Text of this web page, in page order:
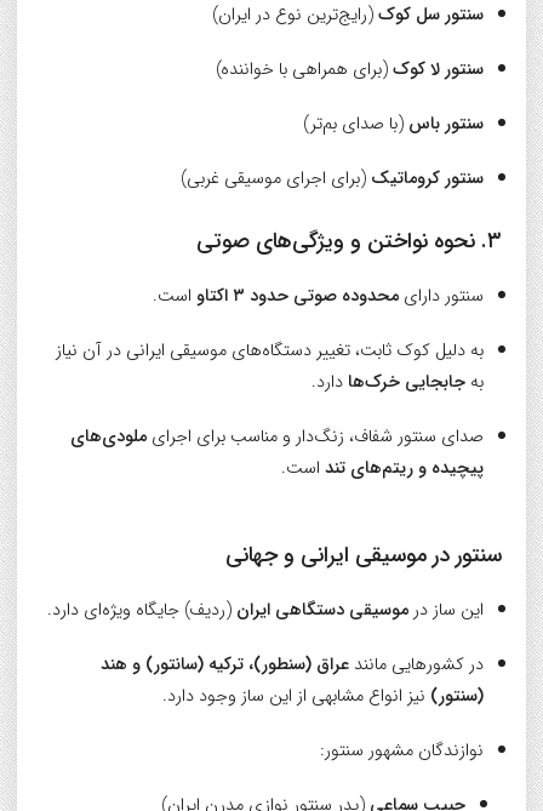
سنتور سل کوک(رایج‌ترین نوع در ایران)
سنتور لا کوک(برای همراهی با خواننده)
سنتور باس (با صدای بم‌تر)
سنتور کروماتیک (برای اجرای موسیقی غربی)
۳. نحوه نواختن و ویژگی‌های صوتی
سنتور دارای محدوده صوتی حدود ۳ اکتاو
است.
به دلیل کوک ثابت، تغییر دستگاه‌های موسیقی ایرانی در آن نیاز
به جابجایی خرک‌ها دارد.
صدای سنتور شفاف، زنگ‌دار و مناسب برای اجرای ملودی‌های
پیچیده و ریتم‌های تند است.
سنتور در موسیقی ایرانی و جهانی
این ساز درموسیقی دستگاهی ایران (ردیف) جایگاه ویژه‌ای دارد.
در کشورهایی مانند عراق (سنطور)، ترکیه (سانتور) و هند
(سنتور) نیز انواع مشابهی از این ساز وجود دارد.
نوازندگان مشهور سنتور: